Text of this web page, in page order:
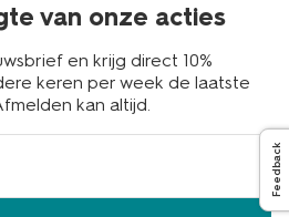
van onze acties
en krijg direct 10%
keren per week de laatste
kan altijd.
Feedback